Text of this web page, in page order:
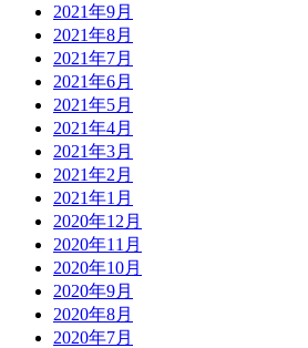
2021年9月
2021年8月
2021年7月
2021年6月
2021年5月
2021年4月
2021年3月
2021年2月
2021年1月
2020年12月
2020年11月
2020年10月
2020年9月
2020年8月
2020年7月